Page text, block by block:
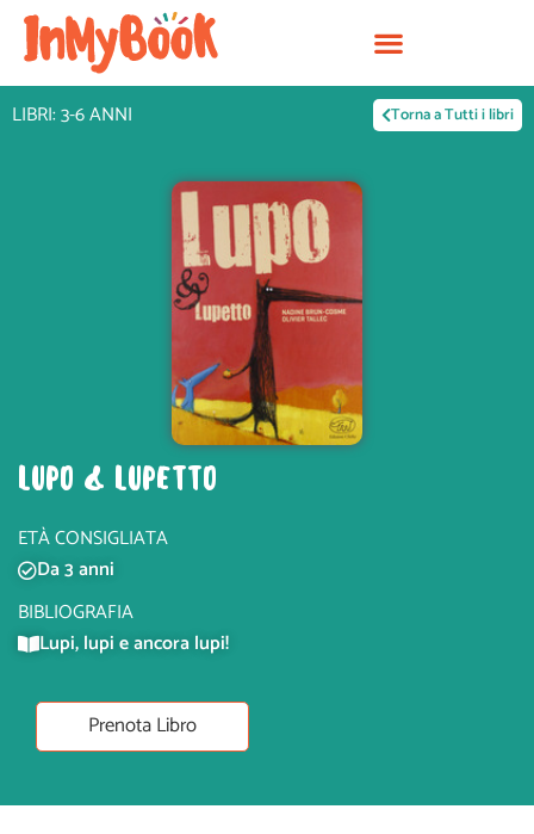
Vai
contenuto
LIBRI: 3-6 ANNI Torna a Tutti i libri
LUPO & LUPETTO
ETÀ CONSIGLIATA
Da 3 anni
BIBLIOGRAFIA
Lupi, lupi e ancora lupi!
Prenota Libro